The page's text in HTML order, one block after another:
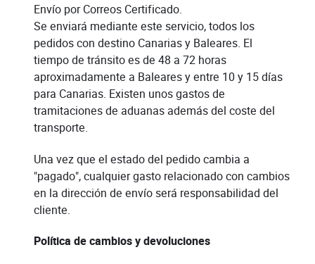
Envío por Correos Certificado.
Se enviará mediante este servicio, todos los
pedidos con destino Canarias y Baleares. El
tiempo de tránsito es de 48 a 72 horas
aproximadamente a Baleares y entre 10 y 15 días
para Canarias. Existen unos gastos de
tramitaciones de aduanas además del coste del
transporte.
Una vez que el estado del pedido cambia a
"pagado", cualquier gasto relacionado con cambios
en la dirección de envío será responsabilidad del
cliente.
Política de cambios y devoluciones